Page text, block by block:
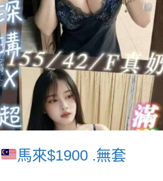
馬來$1900 .無套